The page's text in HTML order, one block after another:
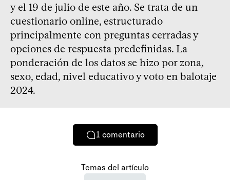
y el 19 de julio de este año. Se trata de un
cuestionario online, estructurado
principalmente con preguntas cerradas y
opciones de respuesta predefinidas. La
ponderación de los datos se hizo por zona,
sexo, edad, nivel educativo y voto en balotaje
2024.
1 comentario
Temas del artículo